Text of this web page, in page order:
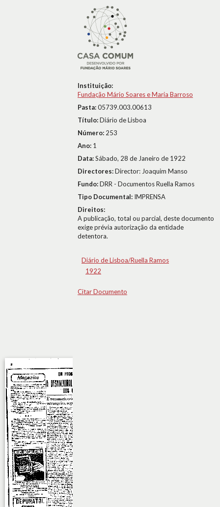
Instituição:
Fundação Mário Soares e Maria Barroso
Pasta:05739.003.00613
Título:Diário de Lisboa
Número: 253
Ano: 1
Data:Sábado, 28 de Janeiro de 1922
Directores:Director: Joaquim Manso
Fundo:DRR - Documentos Ruella Ramos
Tipo Documental: IMPRENSA
Direitos:
A publicação, total ou parcial, deste documento
exige prévia autorização da entidade
detentora.
Diário de Lisboa/Ruella Ramos
1922
Citar Documento